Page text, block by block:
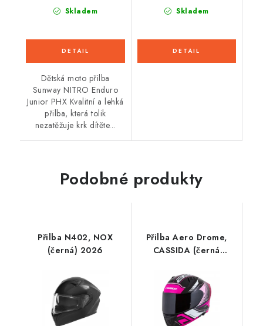
Skladem
Dětská moto přilba
Sunway NITRO Enduro
Junior PHX Kvalitní a lehká
přilba, která tolik
nezatěžuje krk dítěte...
Skladem
Podobné produkty
Přilba N402, NOX
(černá) 2026
Přilba Aero Drome,
CASSIDA (černá
2026